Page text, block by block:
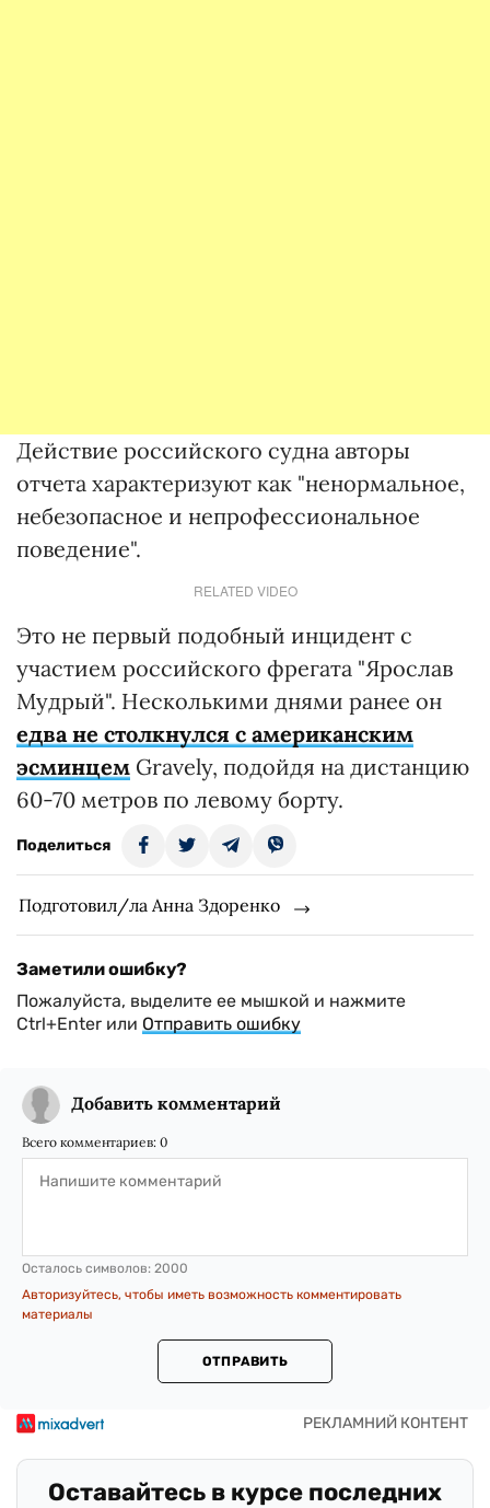
Действие российского судна авторы
отчета характеризуют как "ненормальное,
небезопасное и непрофессиональное
поведение".
RELATED VIDEO
Это не первый подобный инцидент с
участием российского фрегата "Ярослав
Мудрый". Несколькими днями ранее он
едва не столкнулся с американским
эсминцем Gravely, подойдя на дистанцию
60-70 метров по левому борту.
Поделиться
Подготовил/ла Анна Здоренко
Заметили ошибку?
Пожалуйста, выделите ее мышкой и нажмите
Ctrl+Enter или Отправить ошибку
Добавить комментарий
Всего комментариев: 0
Осталось символов: 2000
Авторизуйтесь, чтобы иметь возможность комментировать
материалы
ОТПРАВИТЬ
Оставайтесь в курсе последних